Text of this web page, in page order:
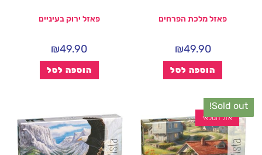
פאזל מלכת הפרחים
₪49.90
הוספה לסל
פאזל ירוק בעיניים
₪49.90
הוספה לסל
Sold out!
אזל המלאי